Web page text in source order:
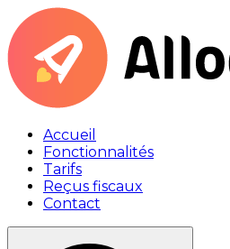
Accueil
Fonctionnalités
Tarifs
Reçus fiscaux
Contact